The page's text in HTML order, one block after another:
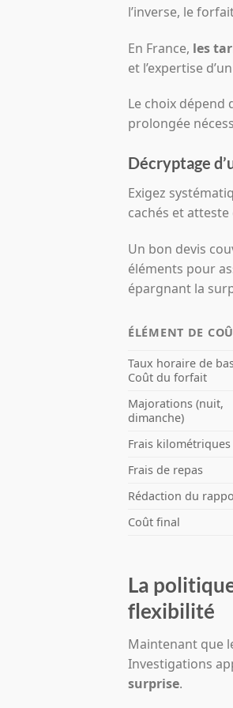
l’inverse, le
En France, les
et l’expertise
Le choix dépend
prolongée
Décryptage
Exigez
cachés et
Un bon devis
éléments pour
épargnant la
ÉLÉMENT DE
Taux horaire de
Coût du forfait
Majorations (nuit,
dimanche)
Frais kilométriques
Frais de repas
Rédaction du
Coût final
La
flexibilité
Maintenant que
Investigations
surprise.